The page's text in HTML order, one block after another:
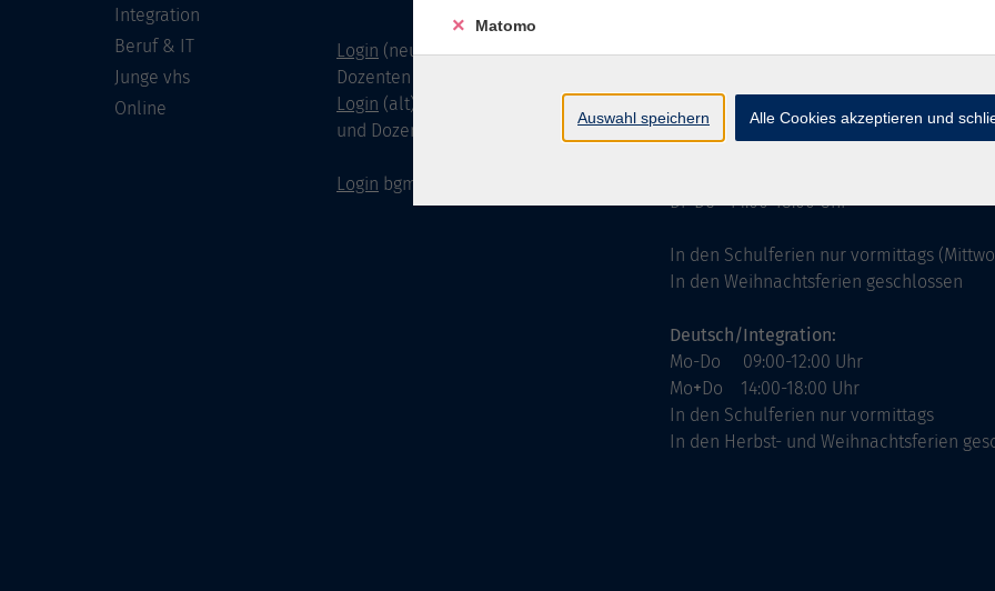
Integration
Beruf & IT
Junge vhs
Online
Login (neu) für Dozentinnen und
Dozenten
Login (alt) für Dozentinnen
und Dozenten
Login bgm-cloud
Servicezeiten
allgemein:
Di+Do 14:00-18:00 Uhr
In den Schulferien nur vormittags
In den Weihnachtsferien geschlossen
Deutsch/Integration:
Mo-Do 09:00-12:00 Uhr
Mo+Do 14:00-18:00 Uhr
In den Schulferien nur vormittags
In den Herbst- und Weihnachtsferien
Matomo
Auswahl speichern Alle Cookies akzeptieren und